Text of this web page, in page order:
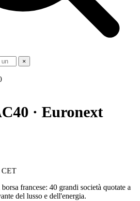
×
· Euronext
CET
francese: 40 grandi società quotate a
del lusso e dell'energia.